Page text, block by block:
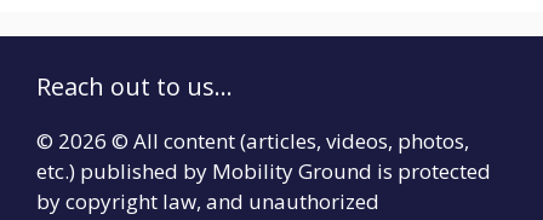
Reach out to us...
© 2026 © All content (articles, videos, photos,
etc.) published by Mobility Ground is protected
by copyright law, and unauthorized